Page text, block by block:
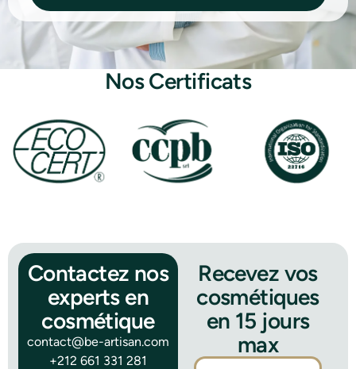
Nos Certificats
Contactez nos
experts en
cosmétique
contact@be-artisan.com
+212 661 331 281
Recevez vos
cosmétiques
en 15 jours
max